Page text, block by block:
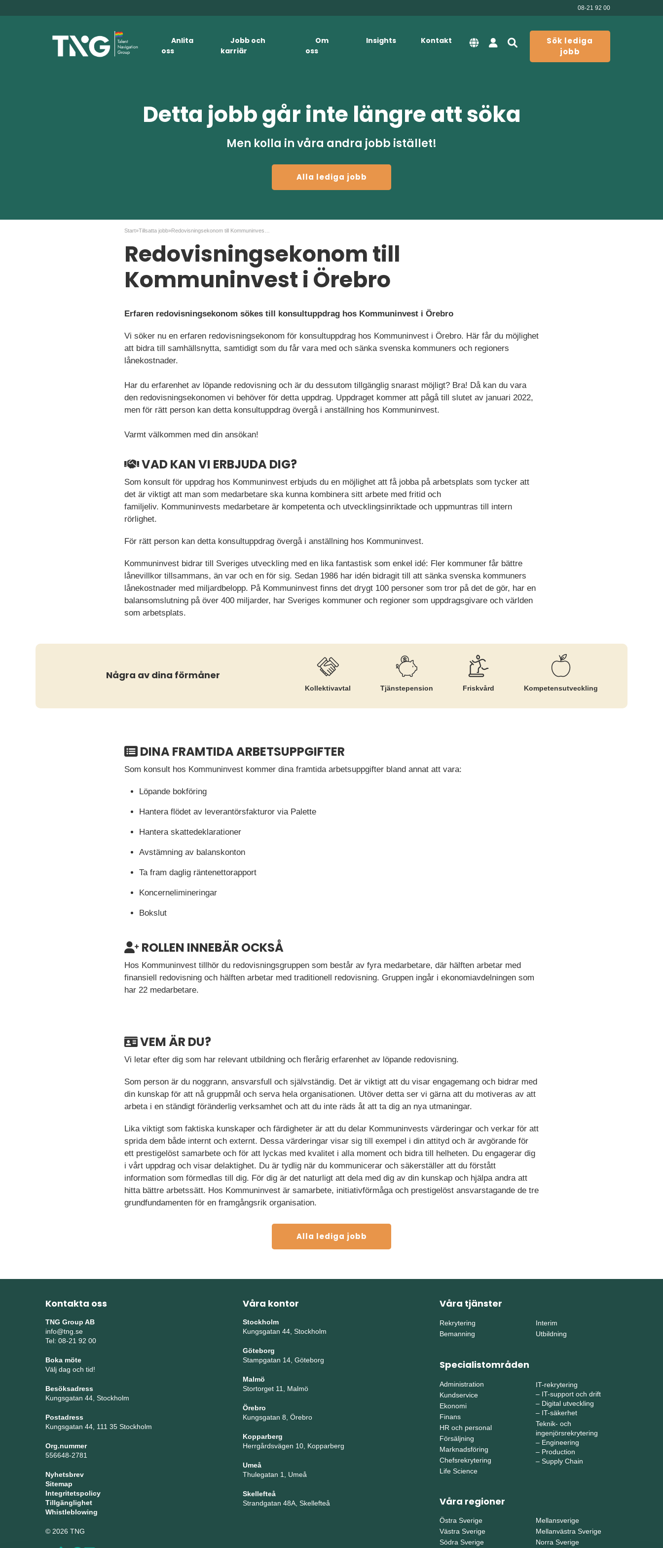
08-21 92 00
Anlita
oss
Jobb och
karriär
Om
oss
Insights Kontakt
Sök lediga
jobb
Detta jobb går inte längre att söka
Men kolla in våra andra jobb istället!
Alla lediga jobb
Start»Tillsatta jobb»
Redovisningsekonom till
Kommuninvest i Örebro
Erfaren redovisningsekonom sökes till konsultuppdrag hos Kommuninvest i Örebro
Vi söker nu en erfaren redovisningsekonom för konsultuppdrag hos Kommuninvest i Örebro. Här får du möjlighet
att bidra till samhällsnytta, samtidigt som du får vara med och sänka svenska kommuners och regioners
lånekostnader.
Har du erfarenhet av löpande redovisning och är du dessutom tillgänglig snarast möjligt? Bra! Då kan du vara
den redovisningsekonomen vi behöver för detta uppdrag. Uppdraget kommer att pågå till slutet av januari 2022,
men för rätt person kan detta konsultuppdrag övergå i anställning hos Kommuninvest.
Varmt välkommen med din ansökan!
VAD KAN VI ERBJUDA DIG?
Som konsult för uppdrag hos Kommuninvest erbjuds du en möjlighet att få jobba på arbetsplats som tycker att
det är viktigt att man som medarbetare ska kunna kombinera sitt arbete med fritid och
familjeliv. Kommuninvests medarbetare är kompetenta och utvecklingsinriktade och uppmuntras till intern
rörlighet.
För rätt person kan detta konsultuppdrag övergå i anställning hos Kommuninvest.
Kommuninvest bidrar till Sveriges utveckling med en lika fantastisk som enkel idé: Fler kommuner får bättre
lånevillkor tillsammans, än var och en för sig. Sedan 1986 har idén bidragit till att sänka svenska kommuners
lånekostnader med miljardbelopp. På Kommuninvest finns det drygt 100 personer som tror på det de gör, har en
balansomslutning på över 400 miljarder, har Sveriges kommuner och regioner som uppdragsgivare och världen
som arbetsplats.
Några av dina förmåner
Kollektiv­avtal Tjänste­pension Friskvård Kompetens­utveckling
DINA FRAMTIDA ARBETSUPPGIFTER
Som konsult hos Kommuninvest kommer dina framtida arbetsuppgifter bland annat att vara:
Löpande bokföring
Hantera flödet av leverantörsfakturor via Palette
Hantera skattedeklarationer
Avstämning av balanskonton
Ta fram daglig räntenettorapport
Koncernelimineringar
Bokslut
ROLLEN INNEBÄR OCKSÅ
Hos Kommuninvest tillhör du redovisningsgruppen som består av fyra medarbetare, där hälften arbetar med
finansiell redovisning och hälften arbetar med traditionell redovisning. Gruppen ingår i ekonomiavdelningen som
har 22 medarbetare.
VEM ÄR DU?
Vi letar efter dig som har relevant utbildning och flerårig erfarenhet av löpande redovisning.
Som person är du noggrann, ansvarsfull och självständig. Det är viktigt att du visar engagemang och bidrar med
din kunskap för att nå gruppmål och serva hela organisationen. Utöver detta ser vi gärna att du motiveras av att
arbeta i en ständigt föränderlig verksamhet och att du inte räds åt att ta dig an nya utmaningar.
Lika viktigt som faktiska kunskaper och färdigheter är att du delar Kommuninvests värderingar och verkar för att
sprida dem både internt och externt. Dessa värderingar visar sig till exempel i din attityd och är avgörande för
ett prestigelöst samarbete och för att lyckas med kvalitet i alla moment och bidra till helheten. Du engagerar dig
i vårt uppdrag och visar delaktighet. Du är tydlig när du kommunicerar och säkerställer att du förstått
information som förmedlas till dig. För dig är det naturligt att dela med dig av din kunskap och hjälpa andra att
hitta bättre arbetssätt. Hos Kommuninvest är samarbete, initiativförmåga och prestigelöst ansvarstagande de tre
grundfundamenten för en framgångsrik organisation.
Alla lediga jobb
Kontakta oss
TNG Group AB
info@tng.se
Tel: 08-21 92 00
Boka möte
Välj dag och tid!
Besöksadress
Kungsgatan 44, Stockholm
Postadress
Kungsgatan 44, 111 35 Stockholm
Org.nummer
556648-2781
Nyhetsbrev
Sitemap
Integritetspolicy
Tillgänglighet
Whistleblowing
© 2026 TNG
Våra kontor
Stockholm
Kungsgatan 44, Stockholm
Göteborg
Stampgatan 14, Göteborg
Malmö
Stortorget 11, Malmö
Örebro
Kungsgatan 8, Örebro
Kopparberg
Herrgårdsvägen 10, Kopparberg
Umeå
Thulegatan 1, Umeå
Skellefteå
Strandgatan 48A, Skellefteå
Våra tjänster
Rekrytering
Bemanning
Interim
Utbildning
Specialistområden
Administration
Kundservice
Ekonomi
Finans
HR och personal
Försäljning
Marknadsföring
Chefsrekrytering
Life Science
IT-rekrytering
– IT-support och drift
– Digital utveckling
– IT-säkerhet
Teknik- och
ingenjörsrekrytering
– Engineering
– Production
– Supply Chain
Våra regioner
Östra Sverige
Västra Sverige
Södra Sverige
Mellansverige
Mellanvästra Sverige
Norra Sverige